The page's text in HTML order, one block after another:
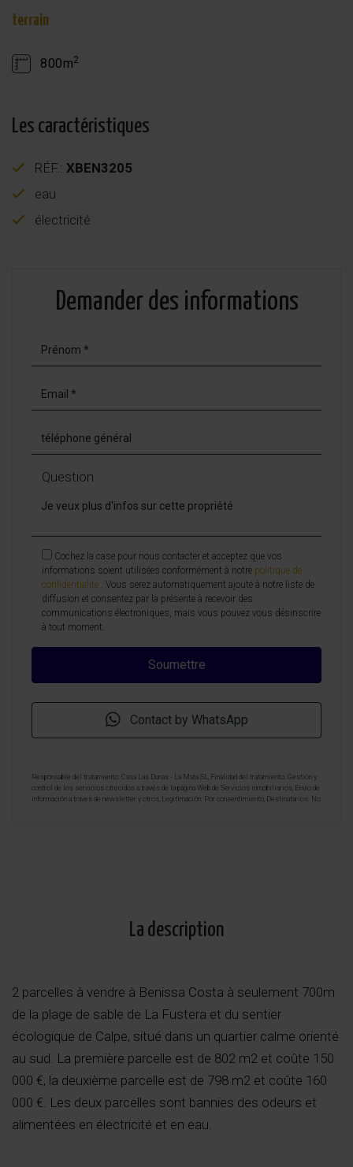
terrain
800m2
Les caractéristiques
RÉF.: XBEN3205
eau
électricité
Demander des informations
Question
Cochez la case pour nous contacter et acceptez que vos
informations soient utilisées conformément à notre politique de
confidentialité . Vous serez automatiquement ajouté à notre liste de
diffusion et consentez par la présente à recevoir des
communications électroniques, mais vous pouvez vous désinscrire
à tout moment.
Contact by WhatsApp
Responsable del tratamiento: Casa Las Dunas - La Mata SL, Finalidad del tratamiento: Gestión y
control de los servicios ofrecidos a través de la página Web de Servicios inmobiliarios, Envío de
información a traves de newsletter y otros, Legitimación: Por consentimiento, Destinatarios: No
La description
2 parcelles à vendre à Benissa Costa à seulement 700m
de la plage de sable de La Fustera et du sentier
écologique de Calpe, situé dans un quartier calme orienté
au sud. La première parcelle est de 802 m2 et coûte 150
000 €, la deuxième parcelle est de 798 m2 et coûte 160
000 €. Les deux parcelles sont bannies des odeurs et
alimentées en électricité et en eau.